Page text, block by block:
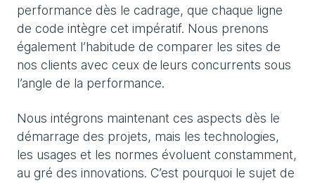
performance dès le cadrage, que chaque ligne
de code intègre cet impératif. Nous prenons
également l’habitude de comparer les sites de
nos clients avec ceux de leurs concurrents sous
l’angle de la performance.
Nous intégrons maintenant ces aspects dès le
démarrage des projets, mais les technologies,
les usages et les normes évoluent constamment,
au gré des innovations. C’est pourquoi le sujet de